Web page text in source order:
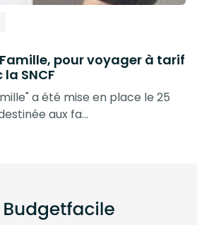
pour voyager à tarif
SNCF
a été mise en place le 25
aux fa...